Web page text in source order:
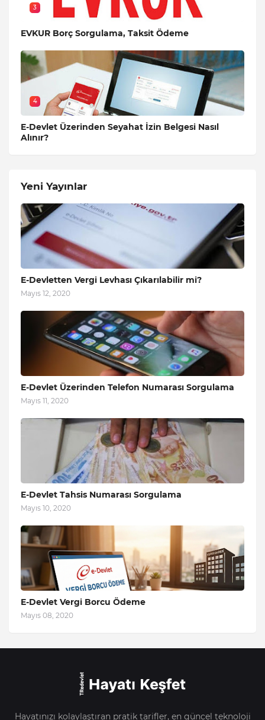
3
EVKUR Borç Sorgulama, Taksit Ödeme
4
E-Devlet Üzerinden Seyahat İzin Belgesi Nasıl
Alınır?
Yeni Yayınlar
E-Devletten Vergi Levhası Çıkarılabilir mi?
Mayıs 12, 2020
E-Devlet Üzerinden Telefon Numarası Sorgulama
Mayıs 11, 2020
E-Devlet Tahsis Numarası Sorgulama
Mayıs 10, 2020
E-Devlet Vergi Borcu Ödeme
Mayıs 08, 2020
Hayatınızı kolaylaştıran pratik tarifler, en güncel teknoloji